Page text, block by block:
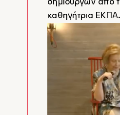
δημιουργών από
καθηγήτρια ΕΚΠΑ.